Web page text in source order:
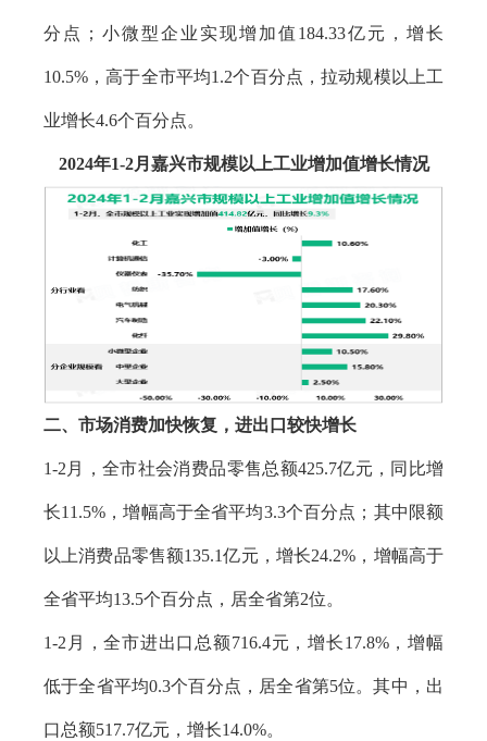
分点；小微型企业实现增加值184.33亿元，增长
10.5%，高于全市平均1.2个百分点，拉动规模以上工
业增长4.6个百分点。
2024年1-2月嘉兴市规模以上工业增加值增长情况
二、市场消费加快恢复，进出口较快增长
1-2月，全市社会消费品零售总额425.7亿元，同比增
长11.5%，增幅高于全省平均3.3个百分点；其中限额
以上消费品零售额135.1亿元，增长24.2%，增幅高于
全省平均13.5个百分点，居全省第2位。
1-2月，全市进出口总额716.4元，增长17.8%，增幅
低于全省平均0.3个百分点，居全省第5位。其中，出
口总额517.7亿元，增长14.0%。